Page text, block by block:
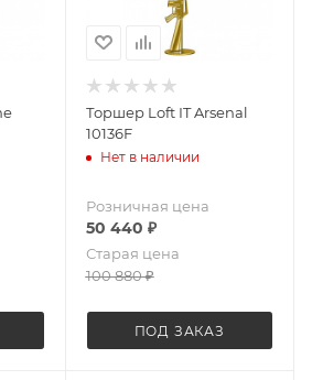
Торшер Loft IT Arsenal
10136F
Нет в наличии
Розничная цена
50 440 ₽
Старая цена
100 880₽
ПОД ЗАКАЗ